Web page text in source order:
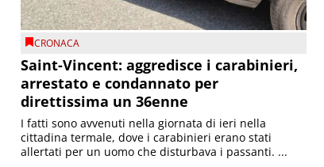
CRONACA
Saint-Vincent: aggredisce i carabinieri,
arrestato e condannato per
direttissima un 36enne
I fatti sono avvenuti nella giornata di ieri nella
cittadina termale, dove i carabinieri erano stati
allertati per un uomo che disturbava i passanti. ...